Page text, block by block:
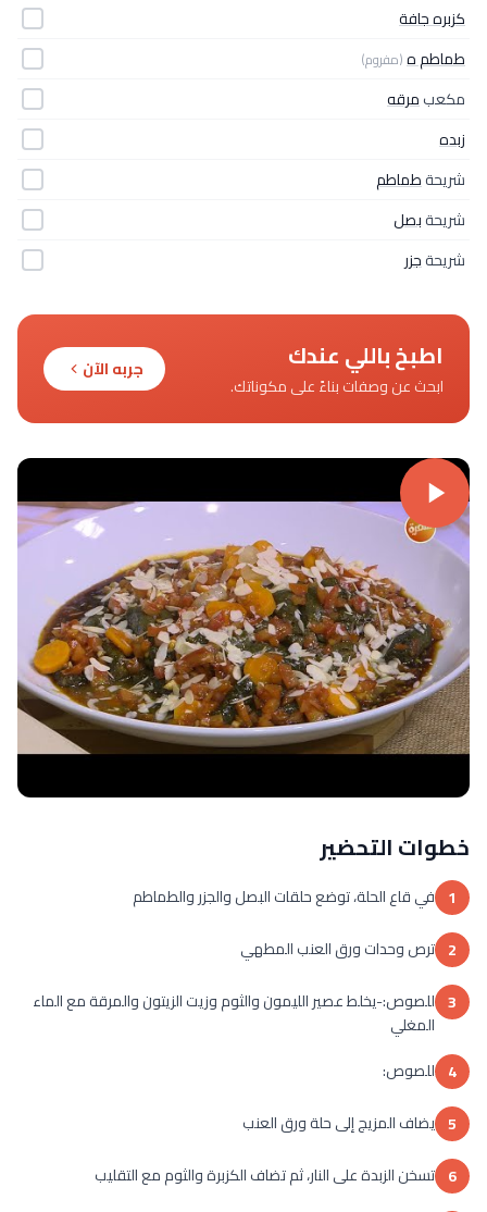
كزبره جافة
طماطم ه(مفروم)
مكعبمرقه
زبده
شريحةطماطم
شريحةبصل
شريحةجزر
اطبخ باللي عندك
ابحث عن وصفات بناءً على مكوناتك.
جربه الآن
خطوات التحضير
1 في قاع الحلة، توضع حلقات البصل والجزر والطماطم
2 ترص وحدات ورق العنب المطهي
3 للصوص:-يخلط عصير الليمون والثوم وزيت الزيتون والمرقة مع الماء
المغلي
4 للصوص:
5 يضاف المزيج إلى حلة ورق العنب
6 تسخن الزبدة على النار، ثم تضاف الكزبرة والثوم مع التقليب